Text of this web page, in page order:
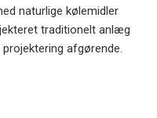
naturlige kølemidler
traditionelt anlæg
afgørende.